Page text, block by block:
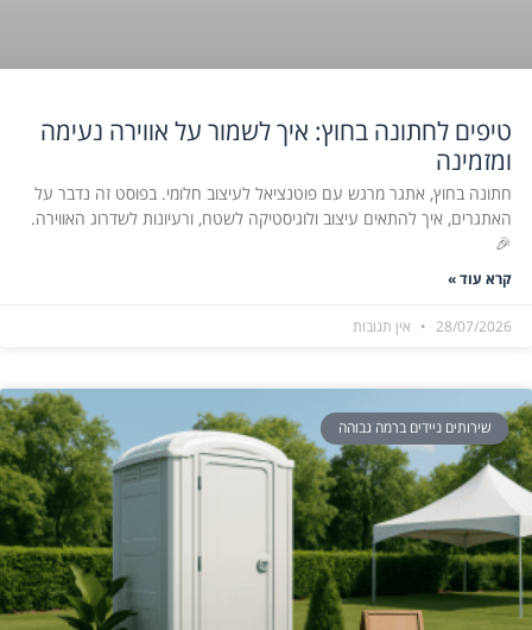
טיפים לחתונה בחוץ: איך לשמור על אווירה נעימה
ומזמינה
חתונה בחוץ, אתגר מרגש עם פוטנציאל לעיצוב חלומי. בפוסט זה נדבר על
האתגרים, איך להתאים עיצוב ולוגיסטיקה לשטח, ורעיונות לשדרוג האווירה.
🎉
קרא עוד »
28/07/2026 אין תגובות
שירותים ניידים ברמה גבוהה